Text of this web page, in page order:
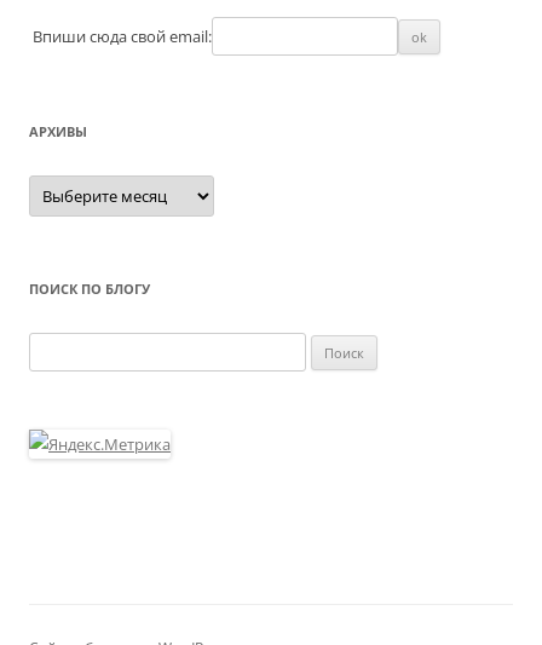
Впиши сюда свой email:
АРХИВЫ
Архивы
ПОИСК ПО БЛОГУ